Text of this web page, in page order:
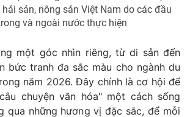
sản, nông sản Việt Nam do các đầu
và ngoài nước thực hiện
một góc nhìn riêng, từ di sản đến
bức tranh đa sắc màu cho ngành du
năm 2026. Đây chính là cơ hội để
chuyện văn hóa" một cách sống
qua những hương vị đặc sắc, để mỗi